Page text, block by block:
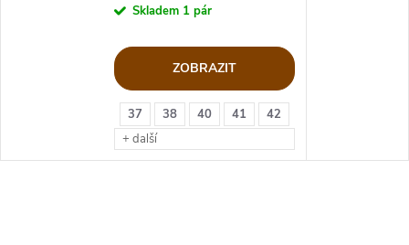
37 38 40 41
42
+ další
Skladem 1 pár
ZOBRAZIT